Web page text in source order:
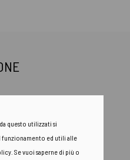
questo utilizzati si
funzionamento ed utili alle
Se vuoi saperne di più o